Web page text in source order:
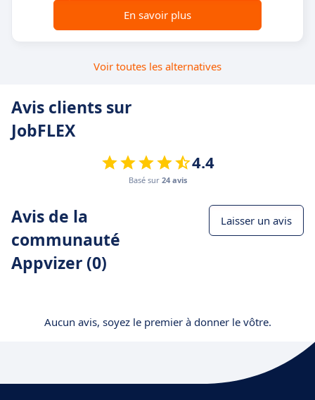
En savoir plus
Voir toutes les alternatives
Avis clients sur
JobFLEX
4.4
Basé sur 24 avis
Avis de la
communauté
Appvizer (0)
Laisser un avis
Aucun avis, soyez le premier à donner le vôtre.